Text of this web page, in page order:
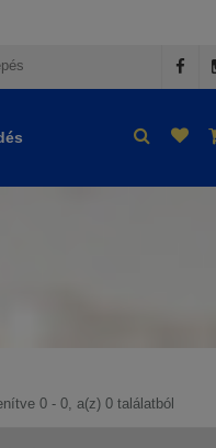
0 - 0, a(z) 0 találatból